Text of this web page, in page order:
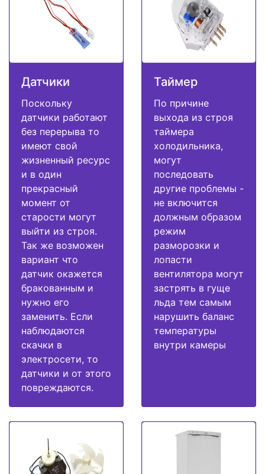
Датчики
Поскольку
датчики работают
без перерыва то
имеют свой
жизненный ресурс
и в один
прекрасный
момент от
старости могут
выйти из строя.
Так же возможен
вариант что
датчик окажется
бракованным и
нужно его
заменить. Если
наблюдаются
скачки в
электросети, то
датчики и от этого
повреждаются.
Таймер
По причине
выхода из строя
таймера
холодильника,
могут
последовать
другие проблемы -
не включится
должным образом
режим
разморозки и
лопасти
вентилятора могут
застрять в гуще
льда тем самым
нарушить баланс
температуры
внутри камеры